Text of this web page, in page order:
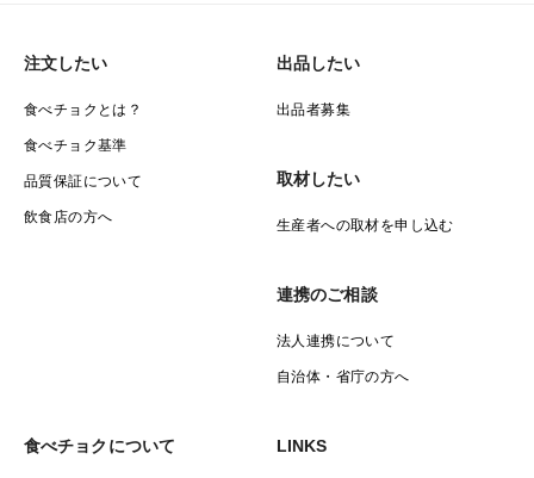
注文したい
食べチョクとは？
食べチョク基準
品質保証について
飲食店の方へ
出品したい
出品者募集
取材したい
生産者への取材を申し込む
連携のご相談
法人連携について
自治体・省庁の方へ
食べチョクについて LINKS